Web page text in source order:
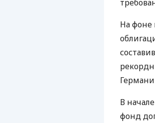
На фоне
В
фонд